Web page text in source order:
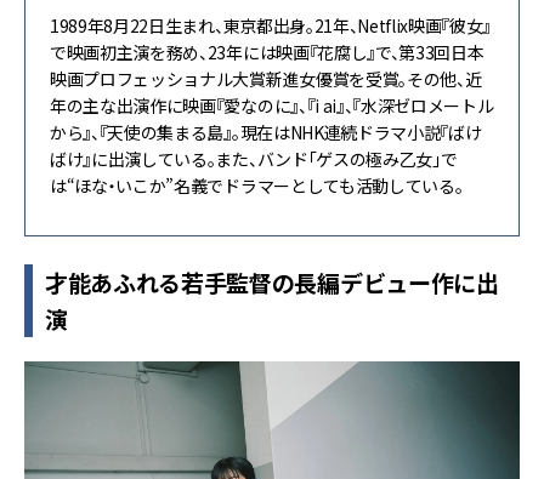
1989年8月22日生まれ、東京都出身。21年、Netflix映画『彼女』
で映画初主演を務め、23年には映画『花腐し』で、第33回日本
映画プロフェッショナル大賞新進女優賞を受賞。その他、近
年の主な出演作に映画『愛なのに』、『i ai』、『水深ゼロメートル
から』、『天使の集まる島』。現在はNHK連続ドラマ小説『ばけ
ばけ』に出演している。また、バンド「ゲスの極み乙女」で
は“ほな・いこか”名義でドラマーとしても活動している。
才能あふれる若手監督の長編デビュー作に出
演